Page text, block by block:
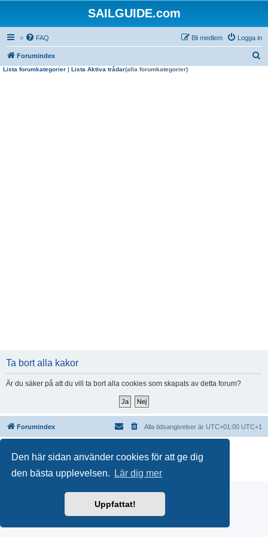
Den här sidan använder cookies för att ge dig
den bästa upplevelsen.
Lär dig mer
Uppfattat!
SAILGUIDE.com
> FAQ Logga in
Bli medlem
Forumindex
Lista forumkategorier | Lista Aktiva trådar(alla forumkategorier)
Ta bort alla kakor
Är du säker på att du vill ta bort alla cookies som skapats av detta forum?
Forumindex Alla tidsangivelser är UTC+01:00 UTC+1
Swedish translation byphpBB Sweden© 2006-2018
Integritetspolicy
|Användarvillkor